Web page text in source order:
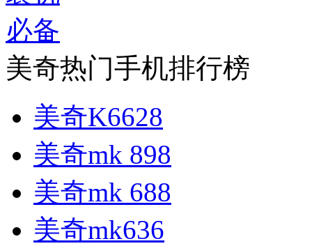
美奇热门手机排行榜
美奇K6628
美奇mk 898
美奇mk 688
美奇mk636